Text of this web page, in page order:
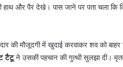
हाथ और पैर देखे। पास जाने पर पता चला
की मौजूदगी में खुदाई करवाकर शव को बाहर
टैटूने उसकी पहचान की गुत्थी सुलझा दी।